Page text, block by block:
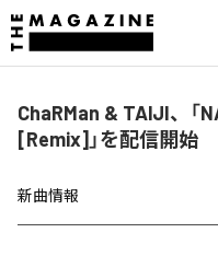
ChaRMan & TAIJI、「
[Remix]」を配信開始
新曲情報